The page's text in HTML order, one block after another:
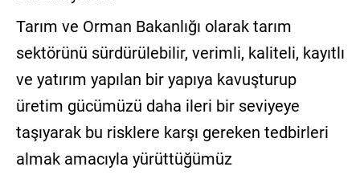
Tarım ve Orman Bakanlığı olarak tarım
sektörünü sürdürülebilir, verimli, kaliteli, kayıtlı
ve yatırım yapılan bir yapıya kavuşturup
üretim gücümüzü daha ileri bir seviyeye
taşıyarak bu risklere karşı gereken tedbirleri
almak amacıyla yürüttüğümüz